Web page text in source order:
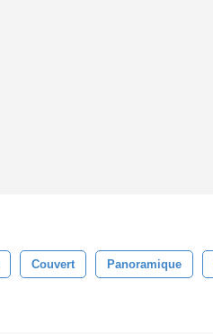
Couvert Panoramique